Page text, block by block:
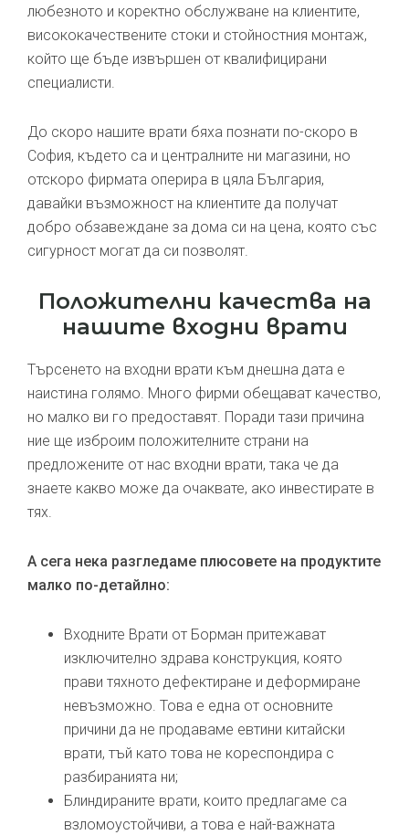
любезното и коректно обслужване на клиентите,
висококачествените стоки и стойностния монтаж,
който ще бъде извършен от квалифицирани
специалисти.
До скоро нашите врати бяха познати по-скоро в
София, където са и централните ни магазини, но
отскоро фирмата оперира в цяла България,
давайки възможност на клиентите да получат
добро обзавеждане за дома си на цена, която със
сигурност могат да си позволят.
Положителни качества на
нашите входни врати
Търсенето на входни врати към днешна дата е
наистина голямо. Много фирми обещават качество,
но малко ви го предоставят. Поради тази причина
ние ще изброим положителните страни на
предложените от нас входни врати, така че да
знаете какво може да очаквате, ако инвестирате в
тях.
А сега нека разгледаме плюсовете на продуктите
малко по-детайлно:
Входните Врати от Борман притежават
изключително здрава конструкция, която
прави тяхното дефектиране и деформиране
невъзможно. Това е една от основните
причини да не продаваме евтини китайски
врати, тъй като това не кореспондира с
разбиранията ни;
Блиндираните врати, които предлагаме са
взломоустойчиви, а това е най-важната